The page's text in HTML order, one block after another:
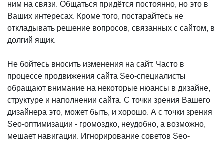
ним на связи. Общаться придётся постоянно, но это в
Ваших интересах. Кроме того, постарайтесь не
откладывать решение вопросов, связанных с сайтом, в
долгий ящик.
Не бойтесь вносить изменения на сайт. Часто в
процессе продвижения сайта Seo-специалисты
обращают внимание на некоторые нюансы в дизайне,
структуре и наполнении сайта. С точки зрения Вашего
дизайнера это, может быть, и хорошо. А с точки зрения
Seo-оптимизации - громоздко, неудобно, а возможно,
мешает навигации. Игнорирование советов Seo-